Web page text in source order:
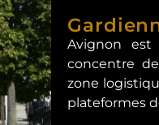
Avignon est
concentre
zone
plateformes